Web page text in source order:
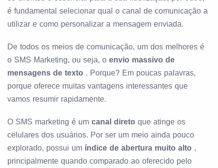
é fundamental selecionar qual o canal de comunicação a
utilizar e como personalizar a mensagem enviada.
De todos os meios de comunicação, um dos melhores é
o SMS Marketing, ou seja, o envio massivo de
mensagens de texto . Porque? Em poucas palavras,
porque oferece muitas vantagens interessantes que
vamos resumir rapidamente.
O SMS marketing é um canal direto que atinge os
celulares dos usuários. Por ser um meio ainda pouco
explorado, possui um índice de abertura muito alto ,
principalmente quando comparado ao oferecido pelo